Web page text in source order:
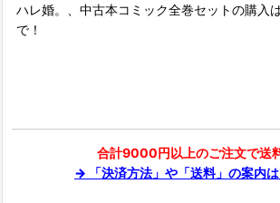
ハレ婚。、中古本コミック全巻セットの購入
で！
合計9000円以上のご注文で送
→ 「決済方法」や「送料」の案内